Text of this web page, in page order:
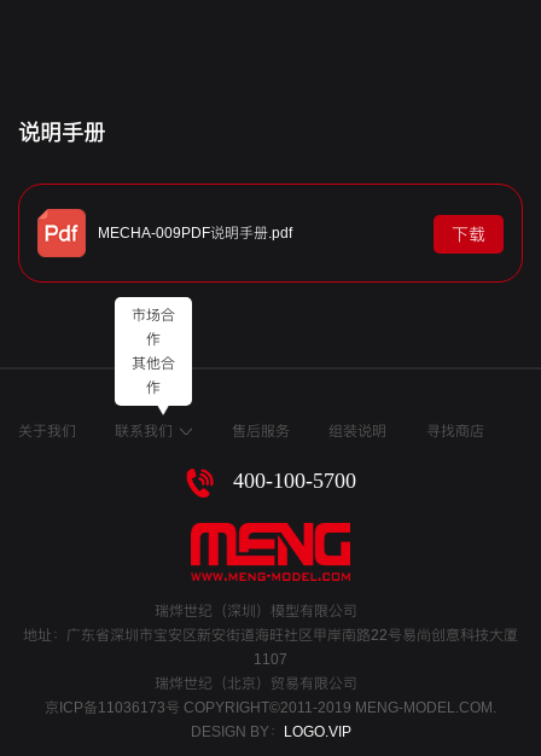
说明手册
下载
MECHA-009PDF说明手册.pdf
关于我们 联系我们
市场合
作
其他合
作
售后服务 组装说明 寻找商店
400-100-5700
瑞烨世纪（深圳）模型有限公司
地址：广东省深圳市宝安区新安街道海旺社区甲岸南路22号易尚创意科技大厦
1107
瑞烨世纪（北京）贸易有限公司
京ICP备11036173号 COPYRIGHT©2011-2019 MENG-MODEL.COM.
DESIGN BY：
LOGO.VIP